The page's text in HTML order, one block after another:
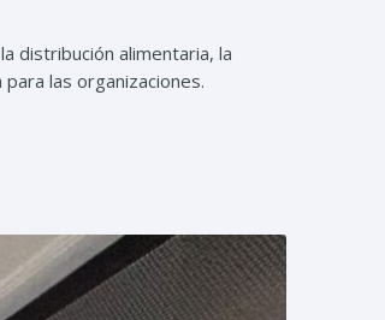
distribución alimentaria, la
las organizaciones.